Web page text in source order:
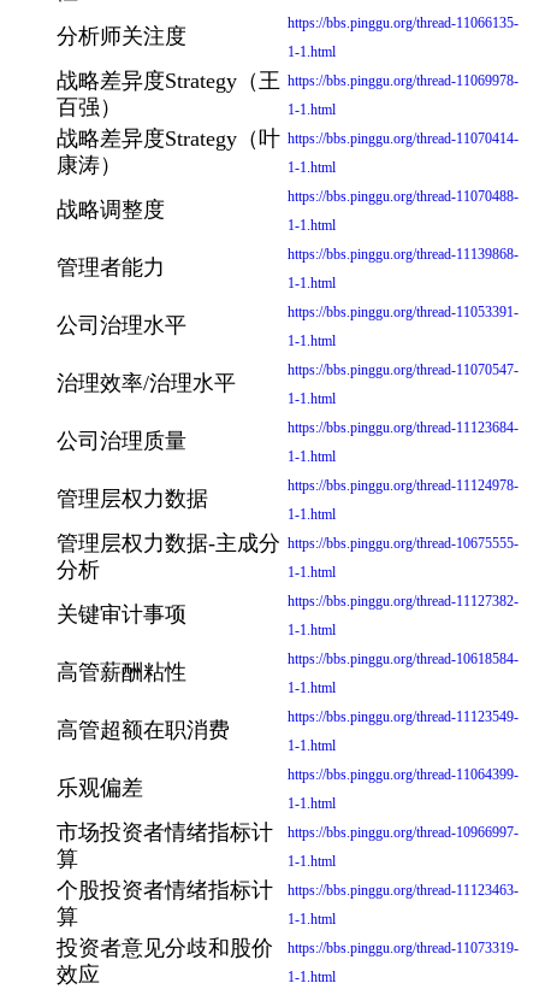
分析师关注度
https://bbs.pinggu.org/thread-11066135-
1-1.html
战略差异度Strategy（王
百强）
https://bbs.pinggu.org/thread-11069978-
1-1.html
战略差异度Strategy（叶
康涛）
https://bbs.pinggu.org/thread-11070414-
1-1.html
战略调整度
https://bbs.pinggu.org/thread-11070488-
1-1.html
管理者能力
https://bbs.pinggu.org/thread-11139868-
1-1.html
公司治理水平
https://bbs.pinggu.org/thread-11053391-
1-1.html
治理效率/治理水平
https://bbs.pinggu.org/thread-11070547-
1-1.html
公司治理质量
https://bbs.pinggu.org/thread-11123684-
1-1.html
管理层权力数据
https://bbs.pinggu.org/thread-11124978-
1-1.html
管理层权力数据-主成分
分析
https://bbs.pinggu.org/thread-10675555-
1-1.html
关键审计事项
https://bbs.pinggu.org/thread-11127382-
1-1.html
高管薪酬粘性
https://bbs.pinggu.org/thread-10618584-
1-1.html
高管超额在职消费
https://bbs.pinggu.org/thread-11123549-
1-1.html
乐观偏差
https://bbs.pinggu.org/thread-11064399-
1-1.html
市场投资者情绪指标计
算
https://bbs.pinggu.org/thread-10966997-
1-1.html
个股投资者情绪指标计
算
https://bbs.pinggu.org/thread-11123463-
1-1.html
投资者意见分歧和股价
效应
https://bbs.pinggu.org/thread-11073319-
1-1.html